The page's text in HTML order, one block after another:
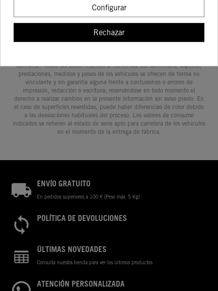
Determinadas características de los vehículos que aparecen en las
adicional. Todos los datos relativos al contenido del suministro, aspecto,
prestaciones, medidas y pesos de los vehículos se ofrecen de forma no
vinculante y sin garantía alguna frente a confusiones o errores de
impresión, redacción o escritura; reservándose en todo momento el
derecho a realizar cambios en la presente información sin aviso previo. En
el caso de superficies revestidas, puede haber diferencias de color debido
a las desviaciones habituales del proceso. Los valores de consumo
indicados se refieren al estado de serie apto para carretera de los vehículos
en el momento de la entrega de fábrica.
ENVÍO GRATUITO
En pedidos superiores a 100 € (Peso máx. 5 Kg)
POLÍTICA DE DEVOLUCIONES
ÚLTIMAS NOVEDADES
Consulta nuestra tienda para ver los últimos productos
ATENCIÓN PERSONALIZADA
Configurar
Rechazar